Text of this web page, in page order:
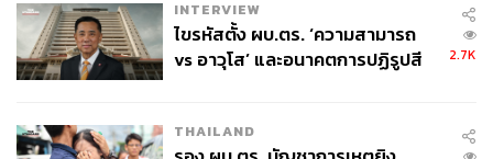
หลังเกิดเหตุ เซเลนสกีกล่าวหาว่ารัสเซียเป็นผู้ก่อเหตุไฟไหม้ที่
เกิดขึ้น ขณะที่รัฐบาลมอสโกก็ตอบโต้และกล่าวหาว่าเป็น
INTERVIEW
ไขรหัสตั้ง ผบ.ตร. ‘ความสามารถ
vs อาวุโส’ และอนาคตการปฏิรูปสี
2.7K
THAILAND